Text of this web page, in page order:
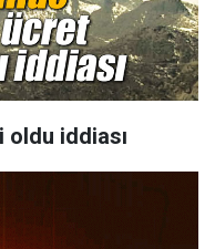
iddiası